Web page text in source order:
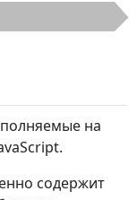
на
содержит